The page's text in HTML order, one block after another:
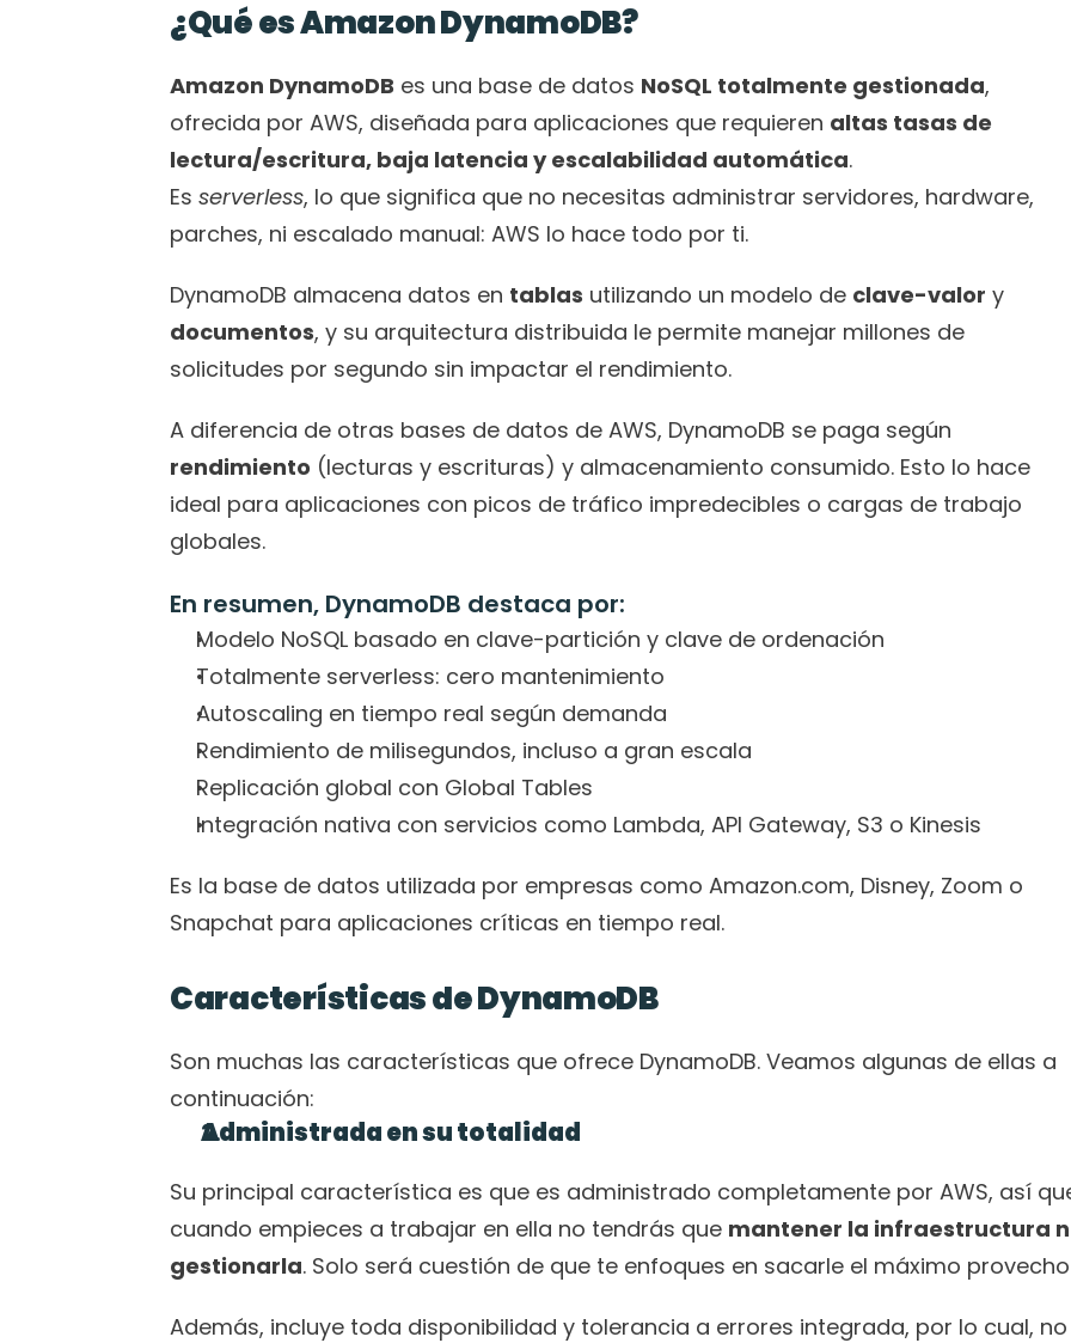
¿Qué es Amazon DynamoDB?
Amazon DynamoDB es una base de datos NoSQL totalmente gestionada,
ofrecida por AWS, diseñada para aplicaciones que requieren altas tasas de
lectura/escritura, baja latencia y escalabilidad automática.
Es serverless, lo que significa que no necesitas administrar servidores, hardware,
parches, ni escalado manual: AWS lo hace todo por ti.
DynamoDB almacena datos en tablas utilizando un modelo de clave-valor
documentos, y su arquitectura distribuida le permite manejar millones de
solicitudes por segundo sin impactar el rendimiento.
rendimiento (lecturas y escrituras) y almacenamiento consumido. Esto lo hace
ideal para aplicaciones con picos de tráfico impredecibles o cargas de trabajo
globales.
En resumen, DynamoDB destaca por:
Modelo NoSQL basado en clave-partición y clave de ordenación
Totalmente serverless: cero mantenimiento
Autoscaling en tiempo real según demanda
Rendimiento de milisegundos, incluso a gran escala
Replicación global con Global Tables
Integración nativa con servicios como Lambda, API Gateway, S3 o Kinesis
Es la base de datos utilizada por empresas como Amazon.com, Disney, Zoom o
Snapchat para aplicaciones críticas en tiempo real.
Características de DynamoDB
Son muchas las características que ofrece DynamoDB. Veamos algunas de ellas a
continuación:
Administrada en su totalidad
Su principal característica es que es administrado completamente por AWS, así
cuando empieces a trabajar en ella no tendrás que mantener la infraestructura
gestionarla. Solo será cuestión de que te enfoques en sacarle el máximo
Además, incluye toda disponibilidad y tolerancia a errores integrada, por lo cual, no